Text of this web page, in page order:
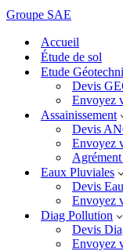
Groupe SAE
Accueil
Étude de sol
Etude
Devis
Envoyez
Assainissement
Devis
Envoyez
Eaux Pluviales
Devis
Envoyez
Diag Pollution
Devis
Envoyez